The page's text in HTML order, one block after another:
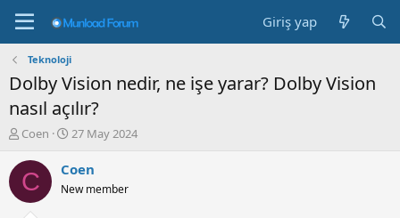
Giriş yap
Teknoloji
Dolby Vision nedir, ne işe yarar? Dolby Vision
nasıl açılır?
K
n
b
u
Coen
B
ş
a
27 May 2024
C Coen
New member